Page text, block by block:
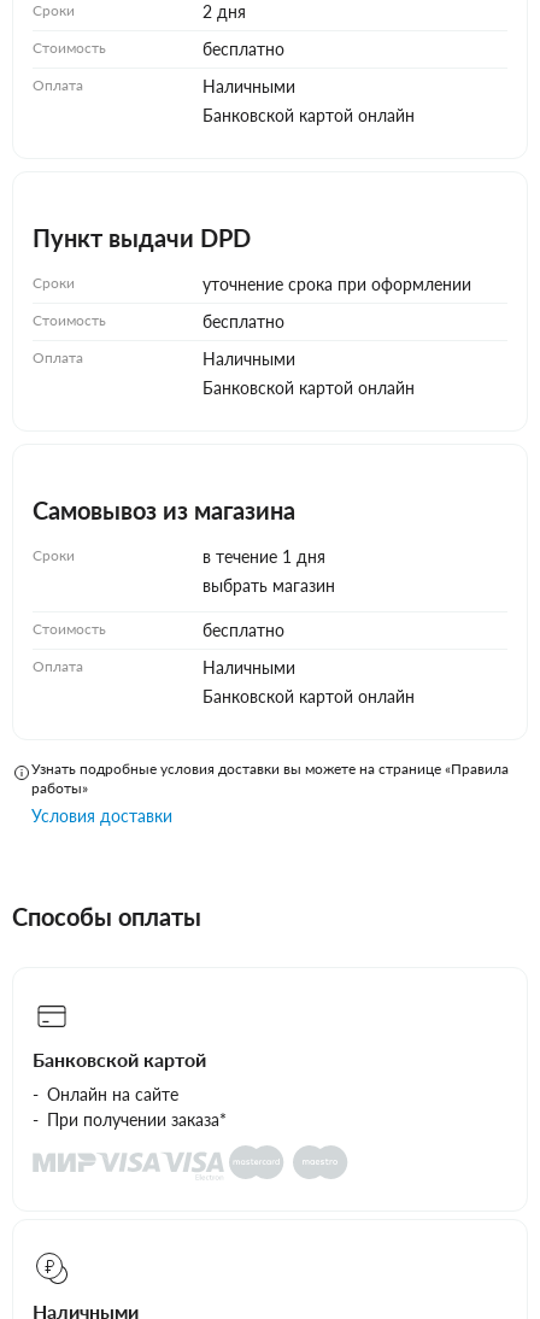
Сроки 2 дня
Стоимость бесплатно
Оплата
Наличными
Банковской картой онлайн
Пункт выдачи DPD
Сроки уточнение срока при оформлении
Стоимость бесплатно
Оплата
Наличными
Банковской картой онлайн
Самовывоз из магазина
Сроки
в течение 1 дня
выбрать магазин
Стоимость бесплатно
Оплата
Наличными
Банковской картой онлайн
Узнать подробные условия доставки вы можете на странице «Правила
работы»
Условия доставки
Способы оплаты
Банковской картой
Онлайн на сайте
При получении заказа*
Наличными